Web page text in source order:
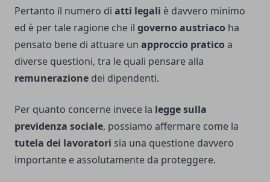
Pertanto il numero di atti legali è davvero minimo
ed è per tale ragione che il governo austriaco ha
pensato bene di attuare un approccio pratico a
diverse questioni, tra le quali pensare alla
remunerazione dei dipendenti.
Per quanto concerne invece la legge sulla
previdenza sociale, possiamo affermare come la
tutela dei lavoratori sia una questione davvero
importante e assolutamente da proteggere.